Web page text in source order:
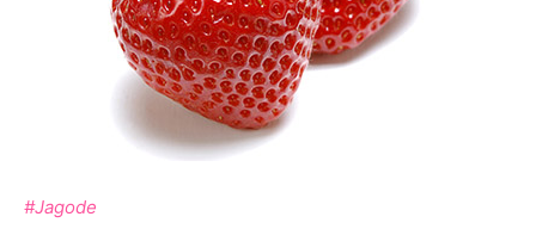
#Jagode